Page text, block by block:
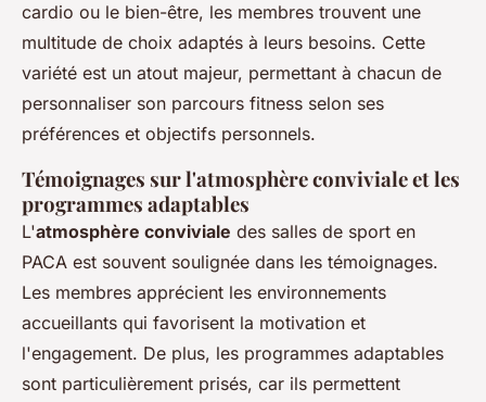
cardio ou le bien-être, les membres trouvent une
multitude de choix adaptés à leurs besoins. Cette
variété est un atout majeur, permettant à chacun de
personnaliser son parcours fitness selon ses
préférences et objectifs personnels.
Témoignages sur l'atmosphère conviviale et les
programmes adaptables
L'atmosphère conviviale des salles de sport en
PACA est souvent soulignée dans les témoignages.
Les membres apprécient les environnements
accueillants qui favorisent la motivation et
l'engagement. De plus, les programmes adaptables
sont particulièrement prisés, car ils permettent